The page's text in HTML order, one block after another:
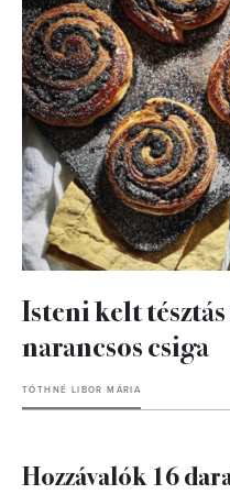
Isteni kelt
narancsos csiga
TÓTHNÉ LIBOR MÁRIA
Hozzávalók 16